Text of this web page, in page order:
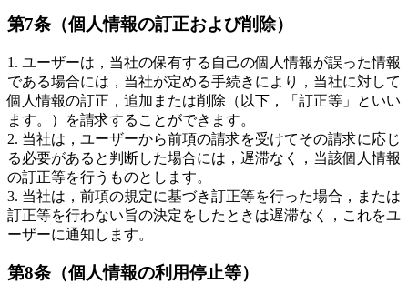
第7条（個人情報の訂正および削除）
1. ユーザーは，当社の保有する自己の個人情報が誤った情報
である場合には，当社が定める手続きにより，当社に対して
個人情報の訂正，追加または削除（以下，「訂正等」といい
ます。）を請求することができます。
2. 当社は，ユーザーから前項の請求を受けてその請求に応じ
る必要があると判断した場合には，遅滞なく，当該個人情報
の訂正等を行うものとします。
3. 当社は，前項の規定に基づき訂正等を行った場合，または
訂正等を行わない旨の決定をしたときは遅滞なく，これをユ
ーザーに通知します。
第8条（個人情報の利用停止等）